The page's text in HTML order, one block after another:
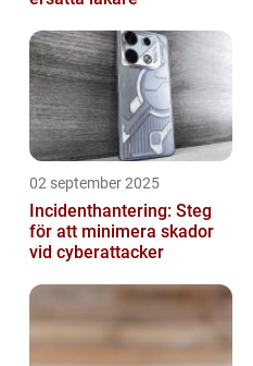
02 september 2025
Incidenthantering: Steg
för att minimera skador
vid cyberattacker